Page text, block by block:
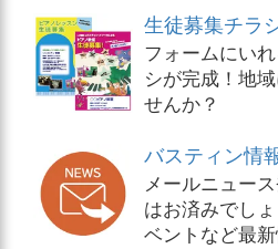
生徒募集チラ
フォームにい
シが完成！地
せんか？
バスティン情
メールニュー
はお済みでし
ベントなど最新